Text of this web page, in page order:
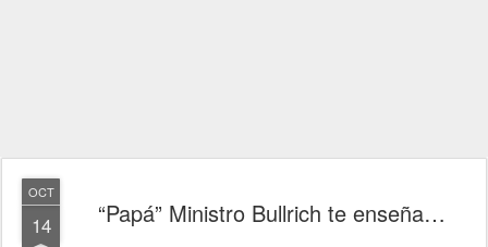
OCT
14 “Papá” Ministro Bullrich te enseña…